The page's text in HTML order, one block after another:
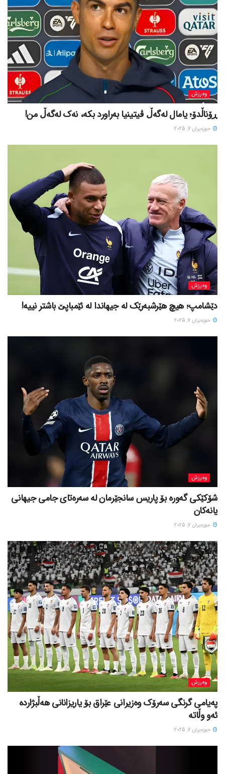
وەرزش
ڕۆناڵدۆ؛ یامال لەگەڵ ڤیتینیا بەراورد بکە، نەک لەگەڵ من!
حوزه‌یران 7, 2025
وەرزش
دێشامپ؛ هیچ هێرشبەرێک لە جیهاندا لە ئێمباپێ باشتر نییە!
حوزه‌یران 7, 2025
وەرزش
شۆکێکی گەورە بۆ پاریس سانجێرمان لە سەرەتای جامی جیهانی
یانەکان
حوزه‌یران 7, 2025
وەرزش
پەیامی گرنگی سەرۆک وەزیرانی عێراق بۆ یاریزانانی هەڵبژارده
ئەو وڵاتە
حوزه‌یران 7, 2025